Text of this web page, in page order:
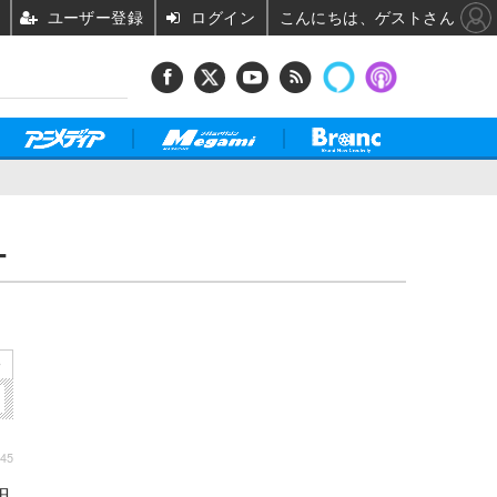
ユーザー登録 ログイン こんにちは、ゲストさん